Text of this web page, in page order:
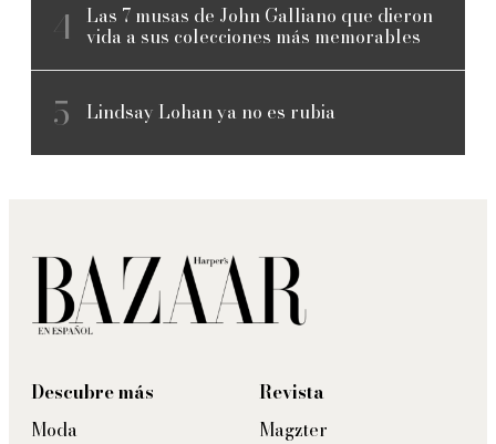
Las 7 musas de John Galliano que dieron
vida a sus colecciones más memorables
Lindsay Lohan ya no es rubia
Descubre más
Moda
Revista
Magzter